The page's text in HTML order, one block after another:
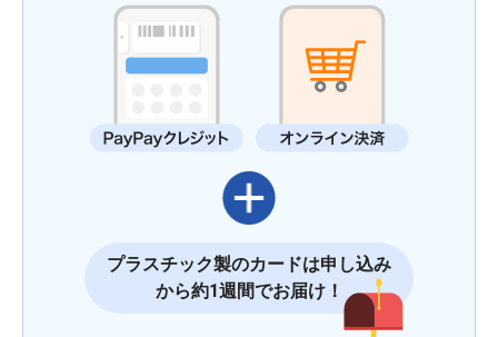
プラスチック製のカードは申し込み
から約1週間でお届け！